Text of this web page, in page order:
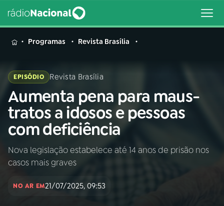
MENU
Buscar
na
Rádio
Nacional
Buscar
AO VIVO
INÍCIO
Programas Revista Brasília
EPISÓDIO Revista Brasília
Aumenta pena para maus-
tratos a idosos e pessoas
com deficiência
Nova legislação estabelece até 14 anos de prisão nos
casos mais graves
NO AR EM21/07/2025, 09:53